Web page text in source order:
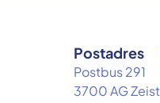
Postadres
Postbus 291
3700 AG Zeist